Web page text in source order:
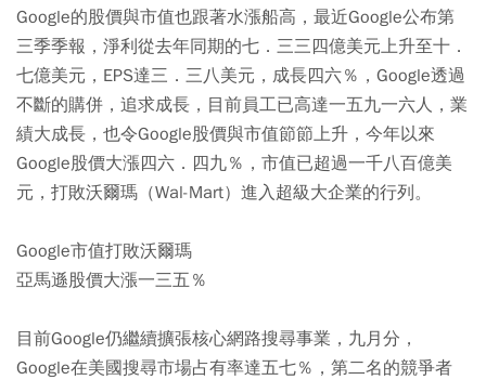
Google的股價與市值也跟著水漲船高，最近Google公布第
三季季報，淨利從去年同期的七．三三四億美元上升至十．
七億美元，EPS達三．三八美元，成長四六％，Google透過
不斷的購併，追求成長，目前員工已高達一五九一六人，業
績大成長，也令Google股價與市值節節上升，今年以來
Google股價大漲四六．四九％，市值已超過一千八百億美
元，打敗沃爾瑪（Wal-Mart）進入超級大企業的行列。
Google市值打敗沃爾瑪
亞馬遜股價大漲一三五％
目前Google仍繼續擴張核心網路搜尋事業，九月分，
Google在美國搜尋市場占有率達五七％，第二名的競爭者